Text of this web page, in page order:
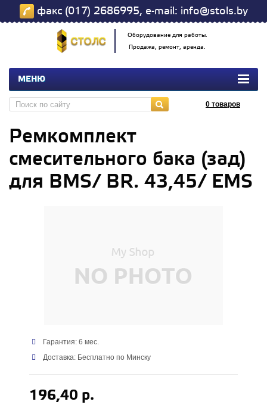
факс (017) 2686995, e-mail: info@stols.by
Оборудование для работы.
Продажа, ремонт, аренда.
МЕНЮ
0 товаров
Ремкомплект
смесительного бака (зад)
для BMS/ BR. 43,45/ EMS
Гарантия: 6 мес.
Доставка: Бесплатно по Минску
196,40 р.